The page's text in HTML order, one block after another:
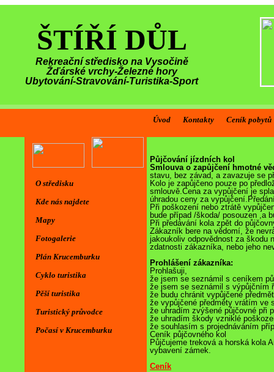
ŠTÍŘÍ DŮL
Rekreační středisko na Vysočině
Žďárské vrchy-Železné hory
Ubytování-Stravování-Turistika-Sport
Úvod Kontakty Ceník pobytů
Půjčování jízdních kol
Smlouva o zapůjčení hmotné
stavu, bez závad, a zavazuje se
Kolo je zapůjčeno pouze po
smlouvě.Cena za vypůjčení je
úhradou ceny za
Při poškození nebo ztrátě
bude případ /škoda/ posouzen ,a
Při předávání kola zpět do
Zákazník bere na vědomí, že
jakoukoliv odpovědnost za škodu
zdatnosti zákazníka, nebo jeho
Prohlášení zákazníka:
Prohlašuji,
že jsem se seznámil s ceníkem
že jsem se seznámil s výpůjčním
že budu chránit vypůjčené
že vypůjčené předměty vrátím ve
že uhradím zvýšené půjčovné při
že uhradím škody vzniklé
že souhlasím s projednáváním
Ceník půjčovného kol
Půjčujeme treková a horská kola
vybavení zámek.
Ceník
O středisku
Kde nás najdete
Mapy
Fotogalerie
Plán Krucemburku
Cyklo turistika
Pěší turistika
Turistický průvodce
Počasí v Krucemburku